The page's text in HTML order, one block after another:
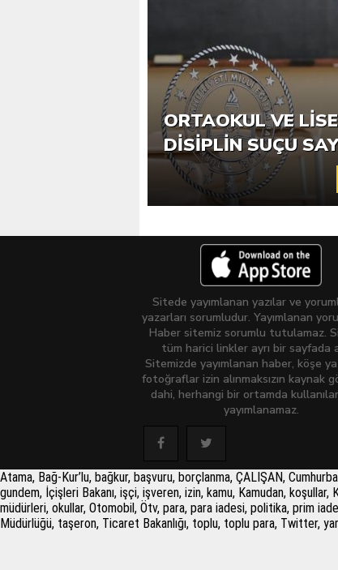
ÖĞRETMENLERE
ORTAOKUL VE
DISIPLIN SUÇU
Sitede yayımlanan yazılar ve
yazarları sorumludur. Yayımlanan
Haber sitemiz sorumlu tutulamaz.
tüm harici linkler ayrı bir sayfada
Sitemizde yayımlanan haber, köşe
fotoğraflar izin alınmaksızın kaynak
dahi, herhangi bir ortamda
yayımlanamaz.
Atama, Bağ-Kur’lu, bağkur, başvuru, borçlanma, ÇALIŞAN,
gundem, İçişleri Bakanı, işçi, işveren, izin, kamu, Kamudan,
müdürleri, okullar, Otomobil, Ötv, para, para iadesi, politika, prim
Müdürlüğü, taşeron, Ticaret Bakanlığı, toplu, toplu para, Twitter,